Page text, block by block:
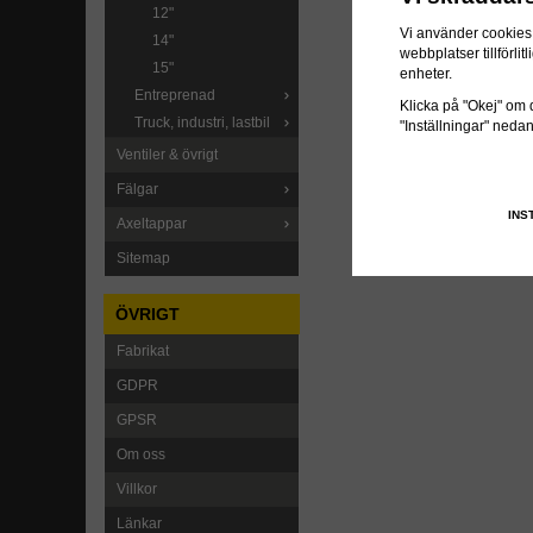
12"
14"
15"
Entreprenad
Truck, industri, lastbil
Ventiler & övrigt
Fälgar
Axeltappar
Sitemap
ÖVRIGT
Fabrikat
GDPR
GPSR
Om oss
Villkor
Länkar
Vi använder
webbplatser
enheter.
Klicka på "Okej"
"Inställningar"